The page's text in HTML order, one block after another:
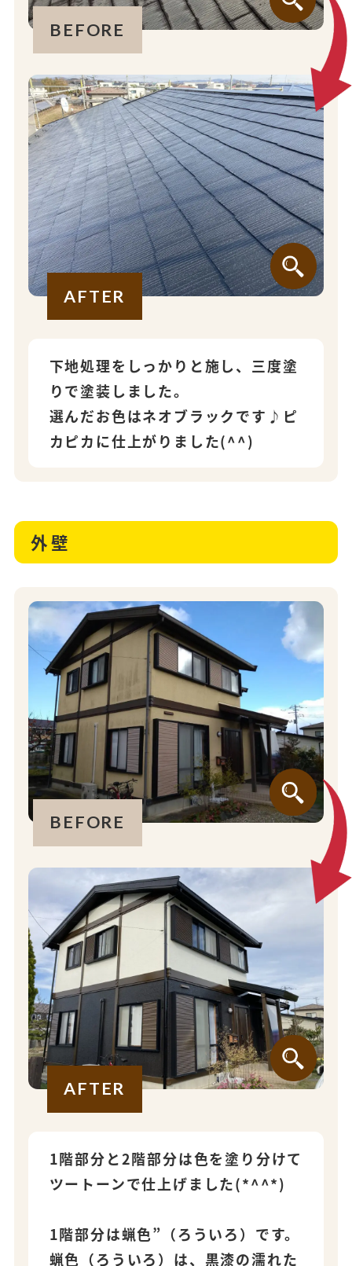
BEFORE
AFTER
下地処理をしっかりと施し、三度塗
りで塗装しました。
選んだお色はネオブラックです♪ピ
カピカに仕上がりました(^^)
外壁
BEFORE
AFTER
1階部分と2階部分は色を塗り分けて
ツートーンで仕上げました(*^^*)
1階部分は蝋色”（ろういろ）です。
蝋色（ろういろ）は、黒漆の濡れた